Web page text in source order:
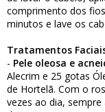
comprimento dos
minutos e lave os
Tratamentos
- Pele oleosa e
Alecrim e 25 gotas
de Hortelã. Com o
vezes ao dia,